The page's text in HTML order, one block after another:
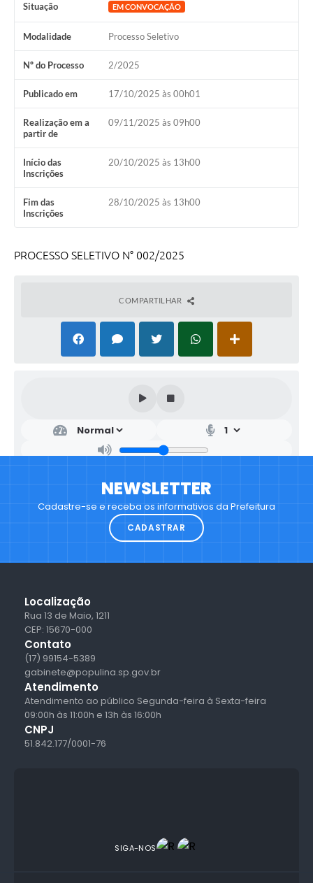
Situação EM CONVOCAÇÃO
Modalidade Processo Seletivo
Nº do Processo 2/2025
Publicado em 17/10/2025 às 00h01
Realização em a
partir de
09/11/2025 às 09h00
Início das
Inscrições
20/10/2025 às 13h00
Fim das
Inscrições
28/10/2025 às 13h00
PROCESSO SELETIVO N° 002/2025
COMPARTILHAR
NEWSLETTER
Cadastre-se e receba os informativos da Prefeitura
CADASTRAR
SIGA-NOS
Localização
Rua 13 de Maio, 1211
CEP: 15670-000
Contato
(17) 99154-5389
gabinete@populina.sp.gov.br
Atendimento
Atendimento ao público Segunda-feira à Sexta-feira
09:00h às 11:00h e 13h às 16:00h
CNPJ
51.842.177/0001-76